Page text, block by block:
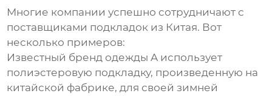
Многие компании успешно сотрудничают с
поставщиками подкладок из Китая. Вот
несколько примеров:
Известный бренд одежды A использует
полиэстеровую подкладку, произведенную на
китайской фабрике, для своей зимней